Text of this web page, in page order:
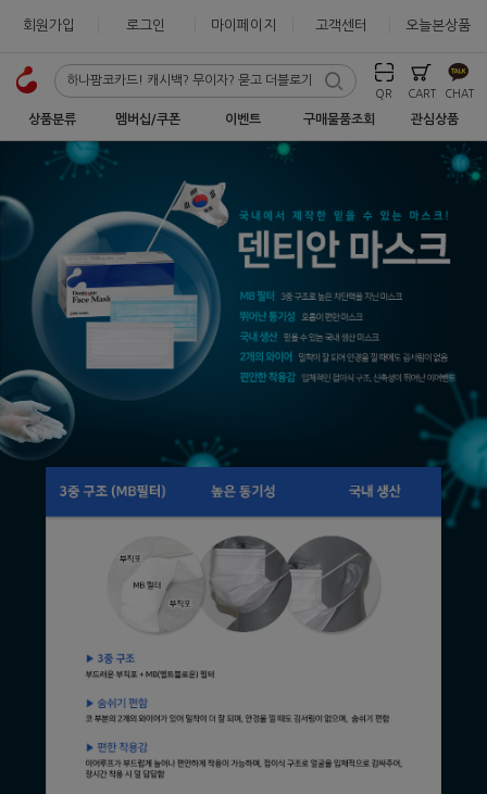
회원가입 로그인 마이페이지 고객센터 오늘본상품
QR CART CHAT
상품분류 멤버십/쿠폰 이벤트 구매물품조회 관심상품